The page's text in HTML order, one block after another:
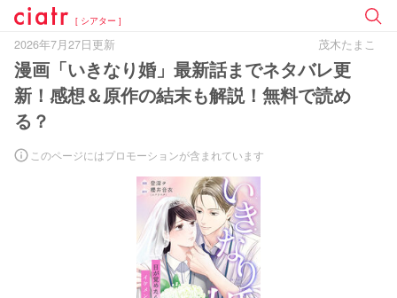
[ シアター ]
2026年7月27日更新 茂木たまこ
漫画「いきなり婚」最新話までネタバレ更
新！感想＆原作の結末も解説！無料で読め
る？
このページにはプロモーションが含まれています